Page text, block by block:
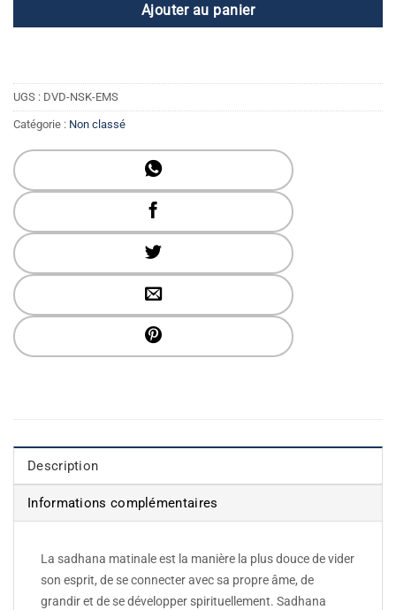
Ajouter au panier
UGS : DVD-NSK-EMS
Catégorie : Non classé
Description
Informations complémentaires
La sadhana matinale est la manière la plus douce de vider
son esprit, de se connecter avec sa propre âme, de
grandir et de se développer spirituellement. Sadhana